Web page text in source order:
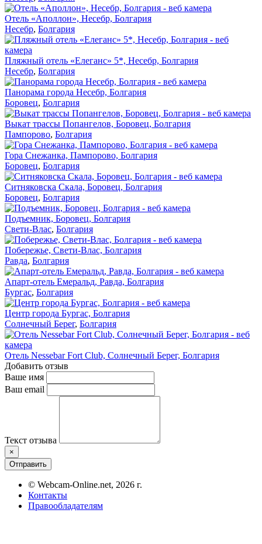
Отель «Аполлон», Несебр, Болгария
Несебр, Болгария
Пляжный отель «Елеганс» 5*, Несебр, Болгария
Несебр, Болгария
Панорама города Несебр, Болгария
Боровец, Болгария
Выкат трассы Попангелов, Боровец, Болгария
Пампорово, Болгария
Гора Снежанка, Пампорово, Болгария
Боровец, Болгария
Ситняковска Скала, Боровец, Болгария
Боровец, Болгария
Подъемник, Боровец, Болгария
Свети-Влас, Болгария
Побережье, Свети-Влас, Болгария
Равда, Болгария
Апарт-отель Емеральд, Равда, Болгария
Бургас, Болгария
Центр города Бургас, Болгария
Солнечный Берег, Болгария
Отель Nessebar Fort Club, Солнечный Берег, Болгария
Добавить отзыв
Ваше имя
Ваш email
Текст отзыва
×
Отправить
© Webcam-Online.net, 2026 г.
Контакты
Правообладателям